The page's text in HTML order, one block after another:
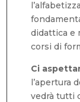
didattica e
corsi di
Ci
l’apertura
vedrà tutti